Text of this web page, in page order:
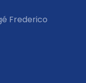
Frederico